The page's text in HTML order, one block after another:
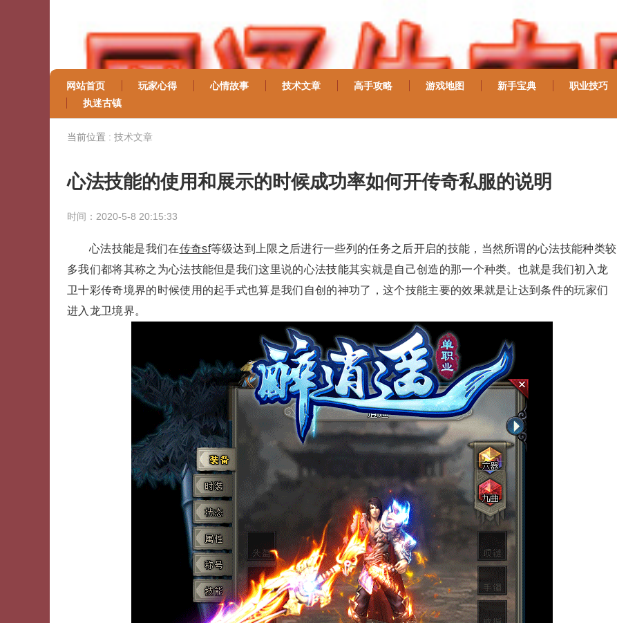
网站首页 玩家心得 心情故事 技术文章 高手攻略 游戏地图 新手宝典 职业技巧
执迷古镇
当前位置 : 技术文章
心法技能的使用和展示的时候成功率如何开传奇私服的说明
时间：2020-5-8 20:15:33
心法技能是我们在传奇sf等级达到上限之后进行一些列的任务之后开启的技能，当然所谓的心法技能种类较
多我们都将其称之为心法技能但是我们这里说的心法技能其实就是自己创造的那一个种类。也就是我们初入龙
卫十彩传奇境界的时候使用的起手式也算是我们自创的神功了，这个技能主要的效果就是让达到条件的玩家们
进入龙卫境界。